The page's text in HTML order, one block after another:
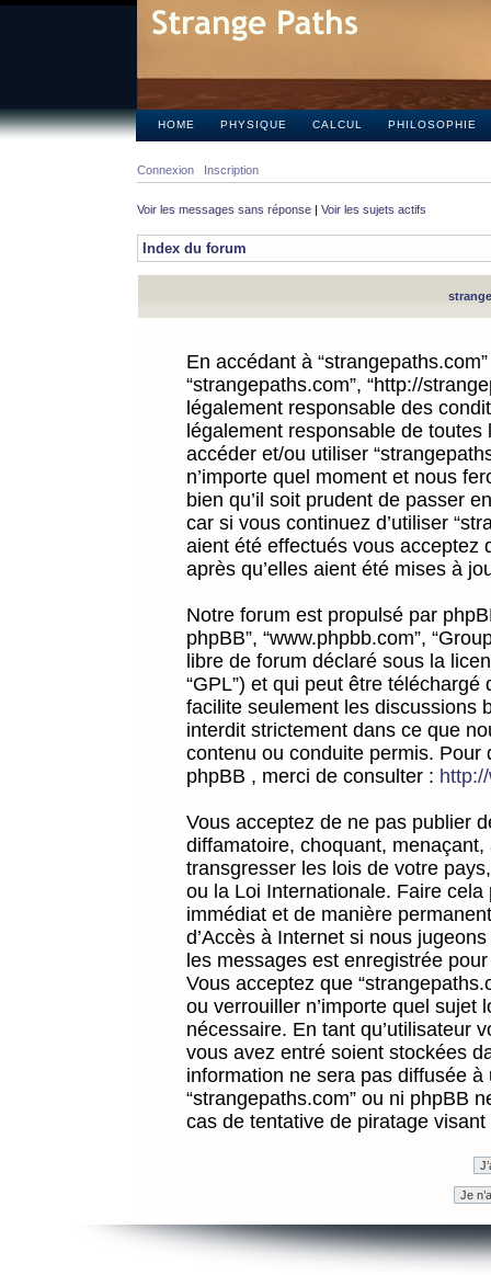
HOME PHYSIQUE CALCUL PHILOSOPHIE
Connexion Inscription
Voir les messages sans réponse | Voir les sujets actifs
Index du forum
En accédant à
“strangepaths.com”, “http://
légalement responsable des
légalement responsable de
accéder et/ou utiliser
n’importe quel moment et nous
bien qu’il soit prudent de passer
car si vous continuez d’utiliser
aient été effectués vous acceptez
après qu’elles aient été mises à
Notre forum est propulsé par
phpBB”, “www.phpbb.com”,
libre de forum déclaré sous la
“GPL”) et qui peut être téléchargé
facilite seulement les discussions
interdit strictement dans ce que
contenu ou conduite permis.
phpBB , merci de consulter :
Vous acceptez de ne pas publier
diffamatoire, choquant,
transgresser les lois de votre
ou la Loi Internationale. Faire
immédiat et de manière
d’Accès à Internet si nous
les messages est enregistrée
Vous acceptez que
ou verrouiller n’importe quel sujet
nécessaire. En tant qu’utilisateur
vous avez entré soient stockées
information ne sera pas diffusée
“strangepaths.com” ou ni phpBB
cas de tentative de piratage